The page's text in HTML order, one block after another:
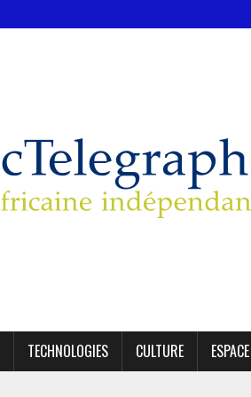
TECHNOLOGIES CULTURE